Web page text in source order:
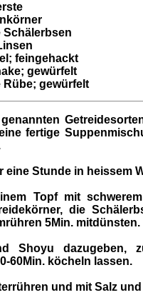
Schälerbsen
feingehackt
gewürfelt
Rübe; gewürfelt
fertige
eine Stunde in heissem
Topf mit
die
5Min. mitdünsten.
Shoyu
60Min. köcheln lassen.
und mit Salz